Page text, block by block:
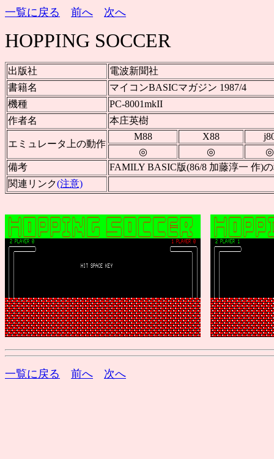
一覧に戻る 前へ 次へ
HOPPING SOCCER
出版社
電波新聞社
書籍名
マイコンBASICマガジン 1987/4
機種
PC-8001mkII
作者名
本庄英樹
エミュレータ上の動作
M88 X88
◎
◎
◎
備考
FAMILY BASIC版(86/8 加藤淳一 作)
関連リンク(注意)
一覧に戻る 前へ 次へ